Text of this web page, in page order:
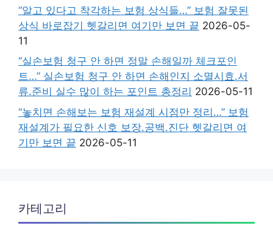
“알고 있다고 착각하는 보험 상식들…” 보험 잘못된
상식 바로잡기 헷갈리면 여기만 보면 끝 2026-05-
11
“실손보험 청구 안 하면 정말 손해일까 체크포인
트…” 실손보험 청구 안 하면 손해인지 소멸시효.서
류.준비 실수 많이 하는 포인트 총정리 2026-05-11
“놓치면 손해보는 보험 재설계 시점만 정리…” 보험
재설계가 필요한 신호 보장.공백.진단 헷갈리면 여
기만 보면 끝 2026-05-11
카테고리